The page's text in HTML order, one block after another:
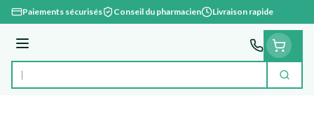
Aller au contenu
Paiements sécurisés Conseil du pharmacien Livraison rapide
Menu
Rechercher